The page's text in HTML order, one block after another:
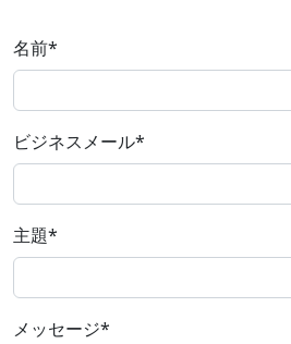
名前*
ビジネスメール*
主題*
メッセージ*